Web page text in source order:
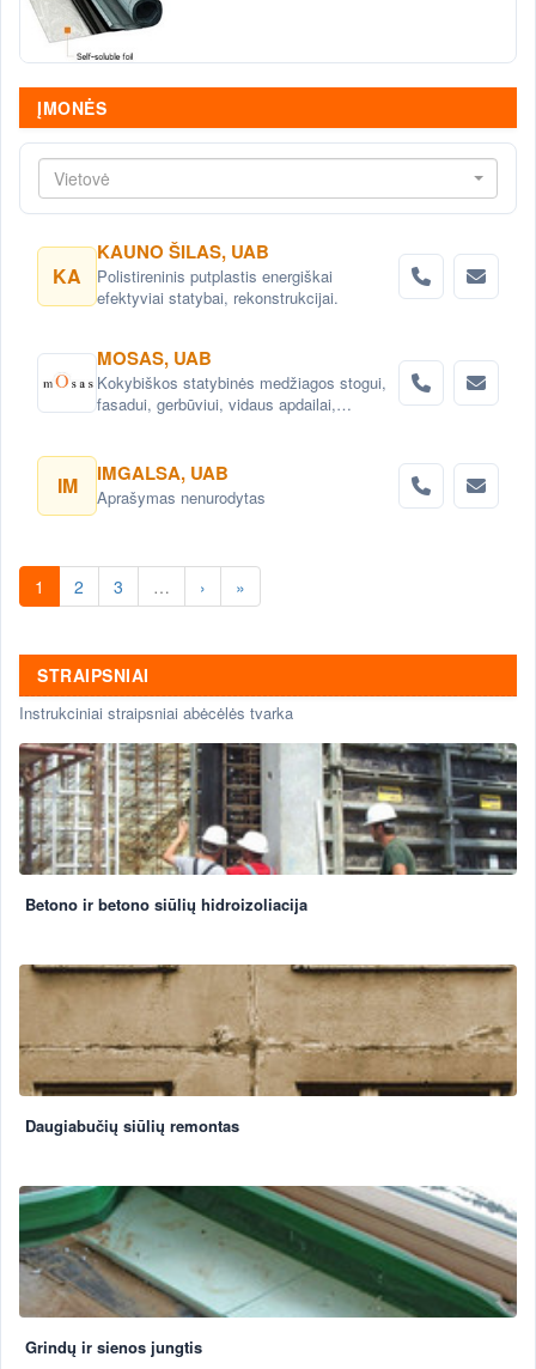
ĮMONĖS
Vietovė
KA
KAUNO ŠILAS, UAB
Polistireninis putplastis energiškai
efektyviai statybai, rekonstrukcijai.
MOSAS, UAB
Kokybiškos statybinės medžiagos stogui,
fasadui, gerbūviui, vidaus apdailai,
IM IMGALSA, UAB
Aprašymas nenurodytas
1 2 3 … › »
STRAIPSNIAI
Instrukciniai straipsniai abėcėlės tvarka
Betono ir betono siūlių hidroizoliacija
Daugiabučių siūlių remontas
Grindų ir sienos jungtis